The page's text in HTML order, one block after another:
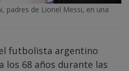
padres de Lionel Messi, en una
futbolista argentino
los 68 años durante las